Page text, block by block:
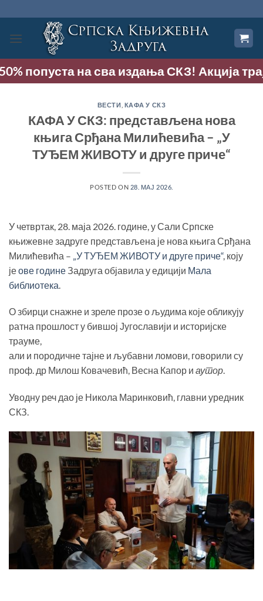
на
садржај
попуста на сва издања СКЗ! Акција
ВЕСТИ КАФА У СКЗ
КАФА У СКЗ: представљена нова
књига Срђана Милићевића – „У
ТУЂЕМ ЖИВОТУ и друге приче“
POSTED ON 28. МАЈ 2026.
У четвртак, 28. маја 2026. године, у Сали Српске
књижевне задруге представљена је нова књига Срђана
Милићевића – „У ТУЂЕМ ЖИВОТУ и друге приче“, коју
јеове године Задруга објавила у едицији Мала
библиотека
О збирци снажне и зреле прозе о људима које обликују
ратна прошлост у бившој Југославији и историјске
трауме,
али и породичне тајне и љубавни ломови, говорили су
проф. др Милош Ковачевић, Весна Капор и аутор.
Уводну реч дао је Никола Маринковић, главни уредник
СКЗ.